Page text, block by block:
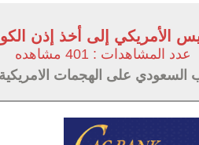
الأمريكي إلى أخذ إذن
عدد المشاهدات : 401 مشاهده
على الهجمات الامريكية